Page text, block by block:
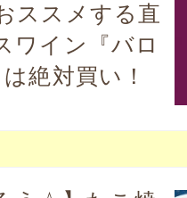
ススメする直
ワイン『バロ
絶対買い！